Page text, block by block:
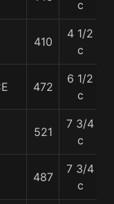
c
410
4 1/2
c
472
6 1/2
c
521
7 3/4
c
487
7 3/4
c